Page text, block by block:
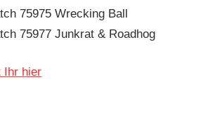
75975 Wrecking Ball
75977 Junkrat & Roadhog
Ihr hier